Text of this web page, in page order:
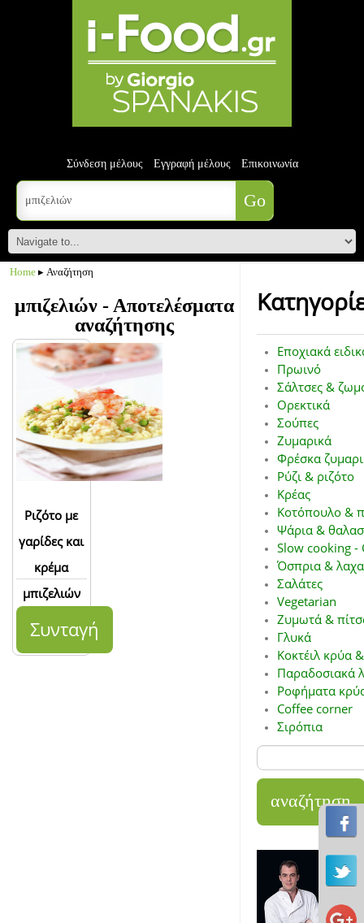
Σύνδεση μέλους Εγγραφή μέλους Επικοινωνία
Home ▸ Αναζήτηση
μπιζελιών - Αποτελέσματα
αναζήτησης
Ριζότο με
γαρίδες και
κρέμα
μπιζελιών
Συνταγή
Εποχιακά
Πρωινό
Σάλτσες &
Ορεκτικά
Σούπες
Ζυμαρικά
Φρέσκα
Ρύζι & ριζότο
Κρέας
Κοτόπουλο &
Ψάρια &
Slow cooking -
Όσπρια &
Σαλάτες
Vegetarian
Ζυμωτά &
Γλυκά
Κοκτέιλ κρύα
Παραδοσιακά
Ροφήματα
Coffee corner
Σιρόπια